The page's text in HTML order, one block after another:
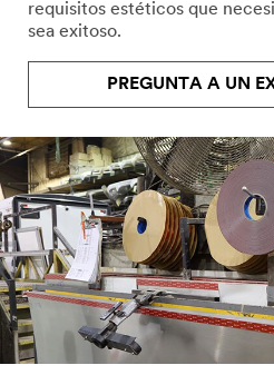
requisitos estéticos que
sea exitoso.
PREGUNTA A UN